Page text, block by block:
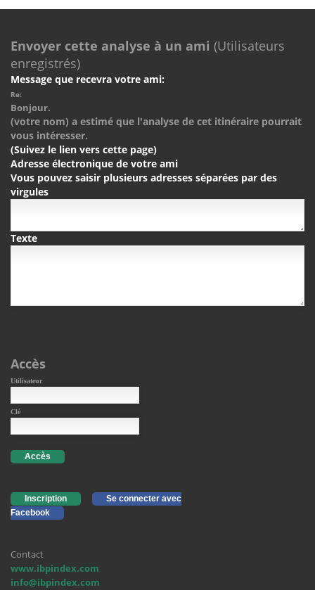
Envoyer cette analyse à un ami (Utilisateurs
enregistrés)
Message que recevra votre ami:
Re:
Bonjour.
(votre nom) a estimé que l'analyse de cet itinéraire pourrait
vous intéresser.
(Suivez le lien vers cette page)
Adresse électronique de votre ami
Vous pouvez saisir plusieurs adresses séparées par des
virgules
Texte
Accès
Utilisateur
Clé
Accès
Inscription
Se connecter avec
Facebook
Contact
www.ibpindex.com
info@ibpindex.com